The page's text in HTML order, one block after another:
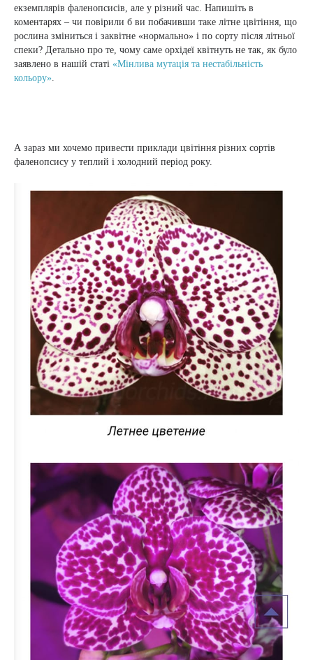
екземплярів фаленопсисів, але у різний час. Напишіть в
коментарях – чи повірили б ви побачивши таке літне цвітіння, що
рослина зміниться і заквітне «нормально» і по сорту після літньої
спеки? Детально про те, чому саме орхідеї квітнуть не так, як було
заявлено в нашій статі «Мінлива мутація та нестабільність
кольору».
А зараз ми хочемо привести приклади цвітіння різних сортів
фаленопсису у теплий і холодний період року.